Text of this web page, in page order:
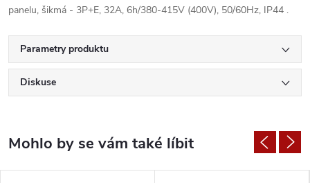
panelu, šikmá - 3P+E, 32A, 6h/380-415V (400V), 50/60Hz, IP44 .
Parametry produktu
Diskuse